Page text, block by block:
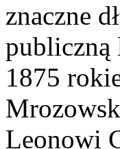
znaczne
publiczną
1875
Leonowi